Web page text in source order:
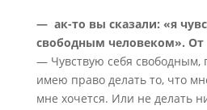
— ак-то вы сказали: «я
свободным человеком». От
— Чувствую себя свободным,
имею право делать то, что
мне хочется. Или не делать